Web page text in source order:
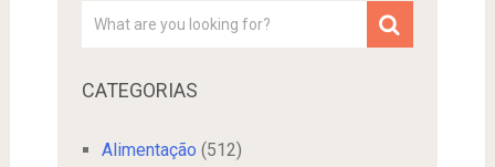
CATEGORIAS
Alimentação (512)